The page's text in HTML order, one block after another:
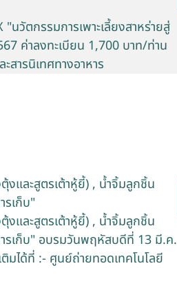
วัตกรรมการเพาะเลี้ยงสาหร่ายสู่
ค่าลงทะเบียน 1,700 บาท/ท่าน
สารนิเทศทางอาหาร
และสูตรเต้าหู้ยี้) , น้ำจิ้มลูกชิ้น
เก็บ"
และสูตรเต้าหู้ยี้) , น้ำจิ้มลูกชิ้น
รเก็บ" อบรมวันพฤหัสบดีที่ 13 มี.ค.
มได้ที่ :- ศูนย์ถ่ายทอดเทคโนโลยี